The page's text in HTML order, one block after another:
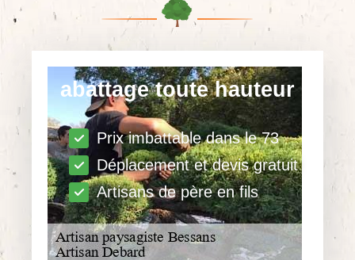
abattage toute hauteur
Prix imbattable dans le 73
Déplacement et devis gratuit
Artisans de père en fils